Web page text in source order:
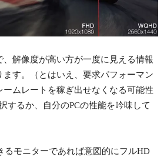
解像度が高い方が一度に見える情報
す。（とはいえ、要求パフォーマン
ームレートを稼ぎ出せなくなる可能性
するか、自分のPCの性能を吟味して
るモニターであれば意図的にフルHD